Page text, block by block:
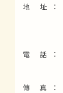
地 址：
電 話：
傳 真：